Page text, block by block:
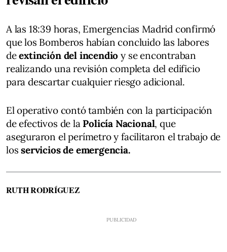
A las 18:39 horas, Emergencias Madrid confirmó
que los Bomberos habían concluido las labores
deextinción del incendio y se encontraban
realizando una revisión completa del edificio
para descartar cualquier riesgo adicional.
El operativo contó también con la participación
de efectivos de la Policía Nacional, que
aseguraron el perímetro y facilitaron el trabajo de
losservicios de emergencia.
RUTH RODRÍGUEZ